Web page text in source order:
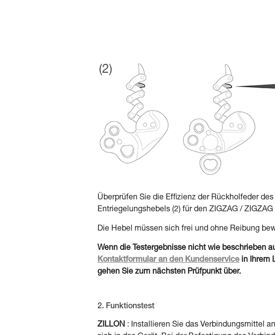
Überprüfen Sie die Effizienz der Rückholfeder
Entriegelungshebels (2) für den ZIGZAG /
Die Hebel müssen sich frei und ohne Reibung
Wenn die Testergebnisse nicht wie beschrieben
Kontaktformular an den Kundenservice in Ihrem
gehen Sie zum nächsten Prüfpunkt über.
2. Funktionstest
ZILLON : Installieren Sie das Verbindungsmittel